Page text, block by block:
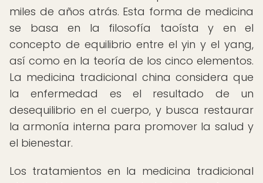
miles de años atrás. Esta forma de medicina
se basa en la filosofía taoísta y en el
concepto de equilibrio entre el yin y el yang,
así como en la teoría de los cinco elementos.
La medicina tradicional china considera que
la enfermedad es el resultado de un
desequilibrio en el cuerpo, y busca restaurar
la armonía interna para promover la salud y
el bienestar.
Los tratamientos en la medicina tradicional